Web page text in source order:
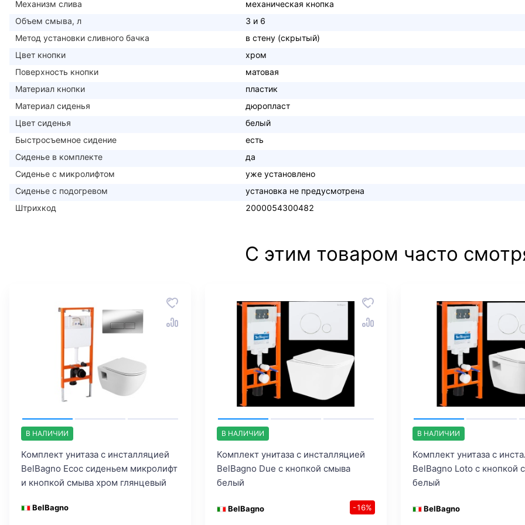
Механизм слива
механическая кнопка
Объем смыва, л
3 и 6
Метод установки сливного бачка
в стену (скрытый)
Цвет кнопки
хром
Поверхность кнопки
матовая
Материал кнопки
пластик
Материал сиденья
дюропласт
Цвет сиденья
белый
Быстросъемное сидение
есть
Сиденье в комплекте
да
Сиденье с микролифтом
уже установлено
Сиденье с подогревом
установка не предусмотрена
Штрихкод
2000054300482
С этим товаром часто
В НАЛИЧИИ
Комплект унитаза с инсталляцией
BelBagno Ecoс сиденьем микролифт
и кнопкой смыва хром глянцевый
BelBagno
В НАЛИЧИИ
Комплект унитаза с инсталляцией
BelBagno Due с кнопкой смыва
белый
BelBagno -16%
В НАЛИЧИИ
Комплект унитаза с
BelBagno Loto с кнопкой
белый
BelBagno